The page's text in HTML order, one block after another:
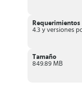
Este juego
Experiencia en
calidad y
Escenarios
Armas realistas y
Requerimientos
Tamaño
849.89 MB